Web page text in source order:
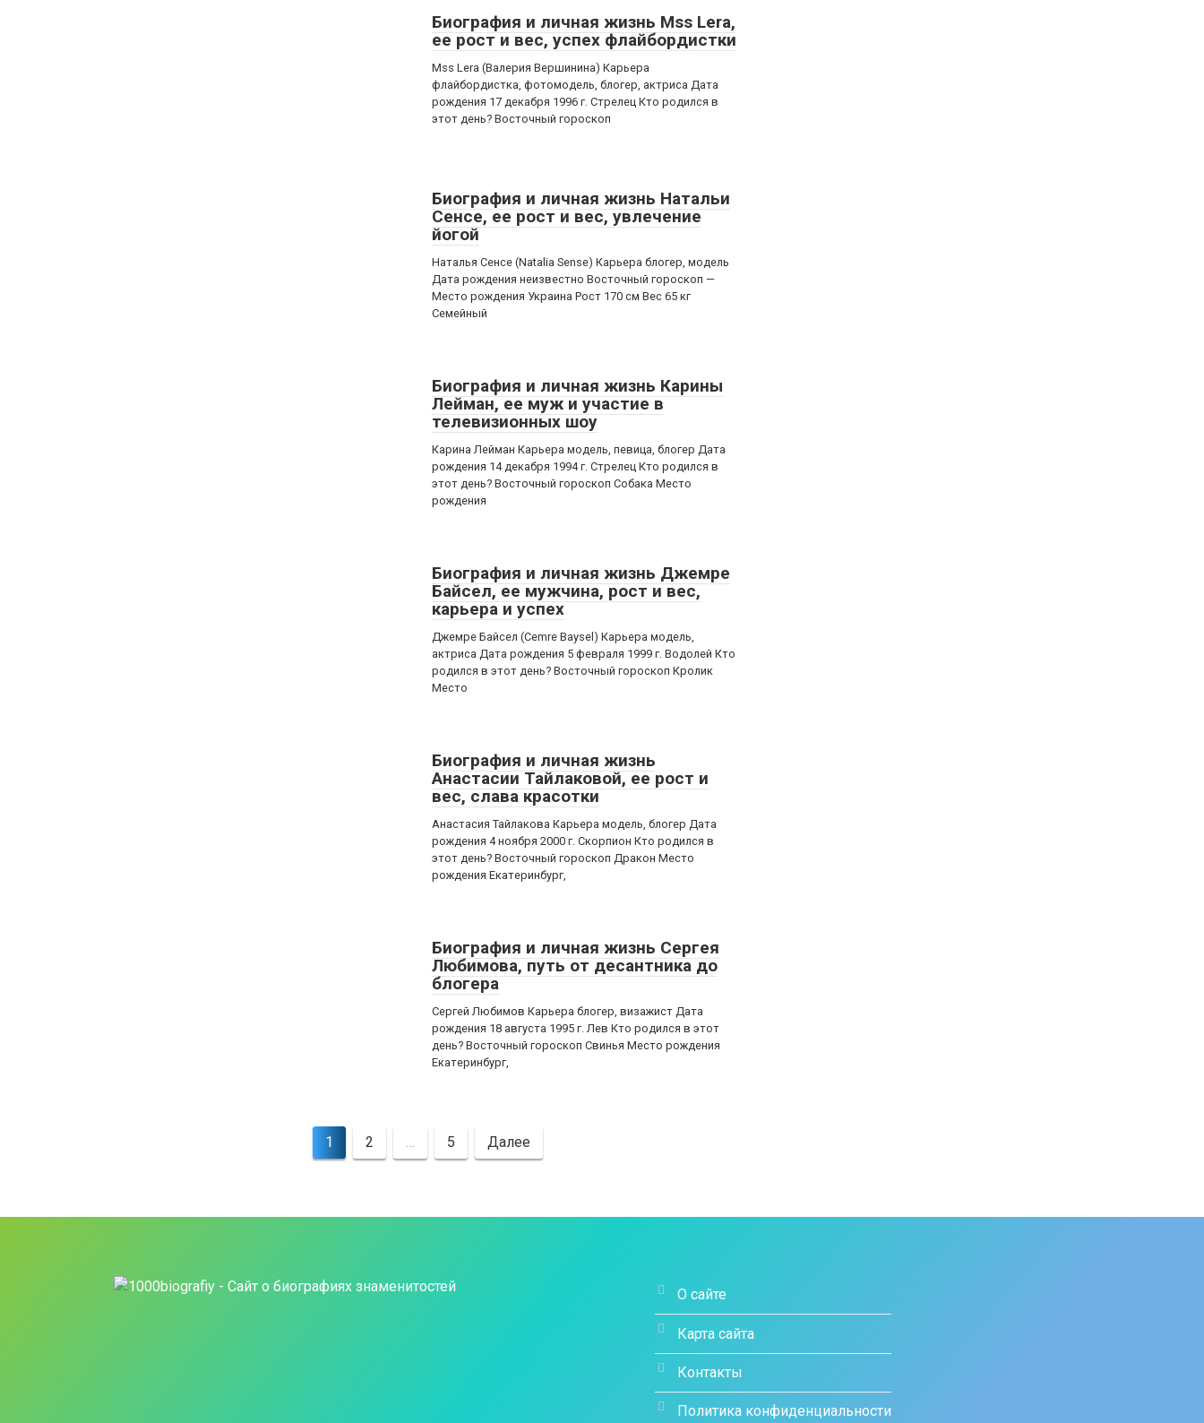
Биография и личная жизнь Mss Lera,
ее рост и вес, успех флайбордистки
Mss Lera (Валерия Вершинина) Карьера
флайбордистка, фотомодель, блогер, актриса Дата
рождения 17 декабря 1996 г. Стрелец Кто родился в
этот день? Восточный гороскоп
Биография и личная жизнь Натальи
Сенсе, ее рост и вес, увлечение
йогой
Наталья Сенсе (Natalia Sense) Карьера блогер, модель
Дата рождения неизвестно Восточный гороскоп —
Место рождения Украина Рост 170 см Вес 65 кг
Семейный
Биография и личная жизнь Карины
Лейман, ее муж и участие в
телевизионных шоу
Карина Лейман Карьера модель, певица, блогер Дата
рождения 14 декабря 1994 г. Стрелец Кто родился в
этот день? Восточный гороскоп Собака Место
рождения
Биография и личная жизнь Джемре
Байсел, ее мужчина, рост и вес,
карьера и успех
Джемре Байсел (Cemre Baysel) Карьера модель,
актриса Дата рождения 5 февраля 1999 г. Водолей Кто
родился в этот день? Восточный гороскоп Кролик
Место
Биография и личная жизнь
Анастасии Тайлаковой, ее рост и
вес, слава красотки
Анастасия Тайлакова Карьера модель, блогер Дата
рождения 4 ноября 2000 г. Скорпион Кто родился в
этот день? Восточный гороскоп Дракон Место
рождения Екатеринбург,
Биография и личная жизнь Сергея
Любимова, путь от десантника до
блогера
Сергей Любимов Карьера блогер, визажист Дата
рождения 18 августа 1995 г. Лев Кто родился в этот
день? Восточный гороскоп Свинья Место рождения
Екатеринбург,
1 2 … 5 Далее
О сайте
Карта сайта
Контакты
Политика конфиденциальности